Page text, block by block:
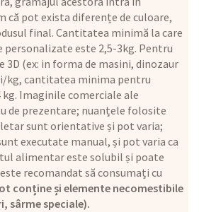
că pot exista diferențe de culoare,
final. Cantitatea minimă la care
este 2,5-3kg. Pentru
(ex: in forma de masini, dinozaur
kg, cantitatea minima pentru
Imaginile comerciale ale
de prezentare; nuanțele folosite
sunt orientative și pot varia;
executate manual, și pot varia ca
alimentar este solubil și poate
recomandat să consumați cu
conține și elemente necomestibile
sârme speciale).